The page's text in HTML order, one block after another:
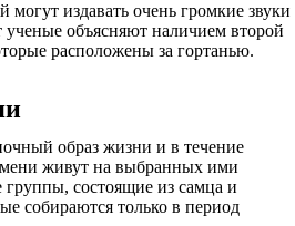
издавать очень громкие звуки
ученые объясняют наличием второй
расположены за гортанью.
образ жизни и в течение
живут на выбранных ими
состоящие из самца и
собираются только в период